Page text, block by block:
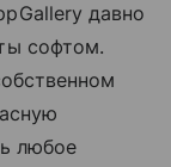
давно
софтом.
любое